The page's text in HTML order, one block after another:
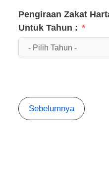
Pengiraan Zakat
Untuk Tahun :
Sebelumnya